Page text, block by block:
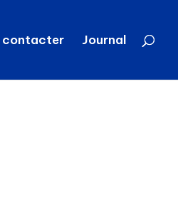
contacter Journal